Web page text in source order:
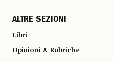
ALTRE SEZIONI
Libri
Opinioni & Rubriche